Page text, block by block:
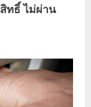
ทธิ์ ไม่ผ่าน